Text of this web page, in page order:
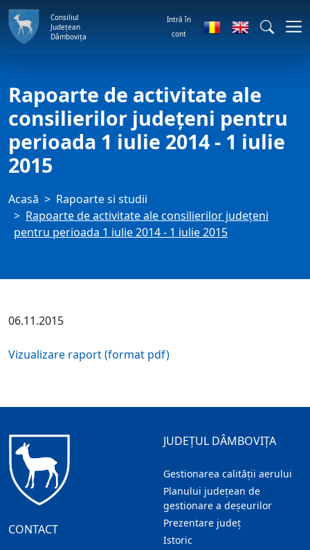
Consiliul
Județean
Dâmbovița
Intră în
cont
Rapoarte de activitate ale
consilierilor judeţeni pentru
perioada 1 iulie 2014 - 1 iulie
2015
Acasă
Rapoarte si studii
Rapoarte de activitate ale consilierilor judeţeni
pentru perioada 1 iulie 2014 - 1 iulie 2015
06.11.2015
Vizualizare raport (format pdf)
CONTACT
JUDEȚUL DÂMBOVIȚA
Gestionarea calității aerului
Planului județean de
gestionare a deșeurilor
Prezentare judeţ
Istoric